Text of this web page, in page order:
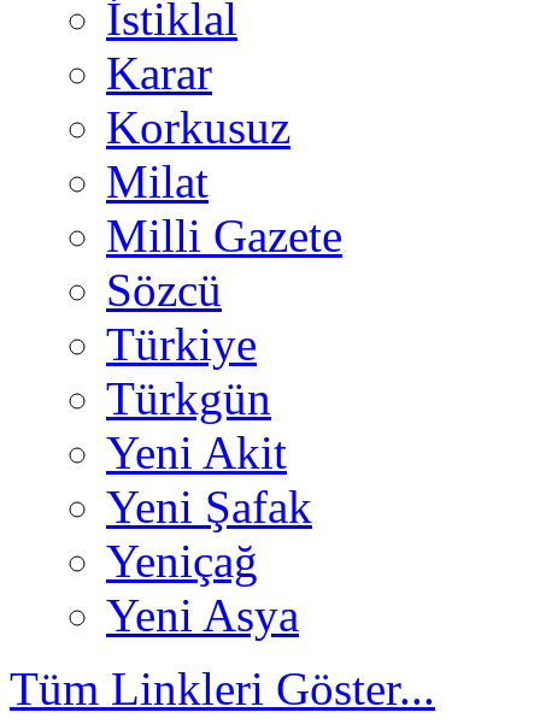
İstiklal
Karar
Korkusuz
Milat
Milli Gazete
Sözcü
Türkiye
Türkgün
Yeni Akit
Yeni Şafak
Yeniçağ
Yeni Asya
Tüm Linkleri Göster...